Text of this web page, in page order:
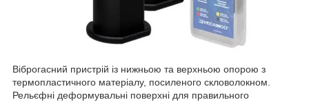
Віброгасний пристрій із нижньою та верхньою опорою з
термопластичного матеріалу, посиленого скловолокном.
Рельєфні деформувальні поверхні для правильного